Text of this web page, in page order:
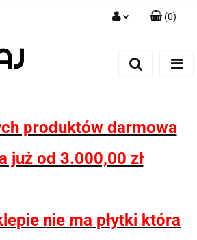
(0)
produktów darmowa
już od 3.000,00 zł
nie ma płytki która